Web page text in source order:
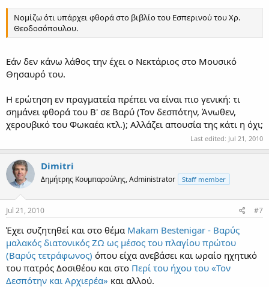
Νομίζω ότι υπάρχει φθορά στο βιβλίο του Εσπερινού του Χρ.
Θεοδοσόπουλου.
Εάν δεν κάνω λάθος την έχει ο Νεκτάριος στο Μουσικό
Θησαυρό του.
Η ερώτηση εν πραγματεία πρέπει να είναι πιο γενική: τι
σημάνει φθορά του B' σε Βαρύ (Τον δεσπότην, Άνωθεν,
χερουβικό του Φωκαέα κτλ.); Αλλάζει απουσία της κάτι η όχι;
Last edited: Jul 21, 2010
Dimitri
Δημήτρης Κουμπαρούλης, Administrator Staff member
Jul 21, 2010 #7
Έχει συζητηθεί και στο θέμα Makam Bestenigar - Βαρύς
μαλακός διατονικός ΖΩ ως μέσος του πλαγίου πρώτου
(Βαρύς τετράφωνος) όπου είχα ανεβάσει και ωραίο ηχητικό
του πατρός Δοσιθέου και στο Περί του ήχου του «Τον
Δεσπότην και Αρχιερέα» και αλλού.